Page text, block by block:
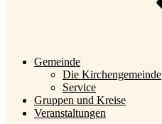
Gemeinde
Die Kirchengemeinde
Service
Gruppen und Kreise
Veranstaltungen